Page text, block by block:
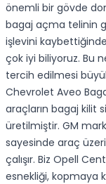
önemli bir gövde
bagaj açma telinin
işlevini
çok iyi biliyoruz. Bu
tercih edilmesi
Chevrolet Aveo
araçların bagaj kilit
üretilmiştir. GM
sayesinde araç
çalışır. Biz Opell
esnekliği, kopmaya